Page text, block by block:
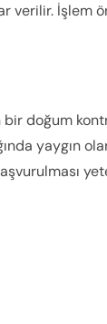
verilir. İşlem
doğum
yaygın